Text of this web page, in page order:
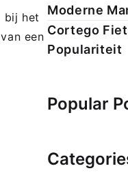
bij het
een
Moderne
Cortego
Populariteit
Popular